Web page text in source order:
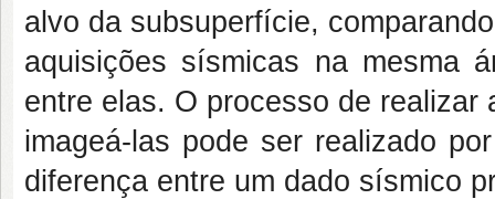
alvo da subsuperfície,
aquisições sísmicas na mesma
entre elas. O processo de realizar
imageá-las pode ser realizado
diferença entre um dado sísmico